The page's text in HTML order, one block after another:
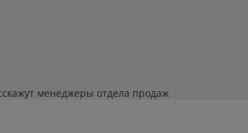
менеджеры отдела продаж